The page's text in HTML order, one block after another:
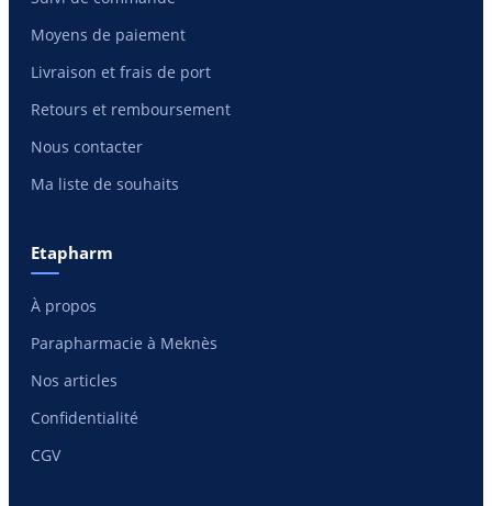
Moyens de paiement
Livraison et frais de port
Retours et remboursement
Nous contacter
Ma liste de souhaits
Etapharm
À propos
Parapharmacie à Meknès
Nos articles
Confidentialité
CGV